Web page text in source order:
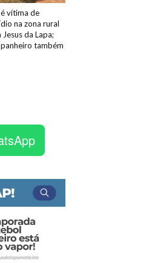
vítima de
na zona rural
Jesus da Lapa;
também